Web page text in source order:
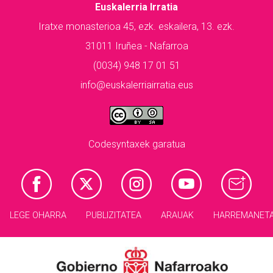
Euskalerria Irratia
Iratxe monasterioa 45, ezk. eskailera, 13. ezk.
31011 Iruñea - Nafarroa
(0034) 948 17 01 51
info@euskalerriairratia.eus
Codesyntaxek garatua
LEGE OHARRA PUBLIZITATEA ARAUAK